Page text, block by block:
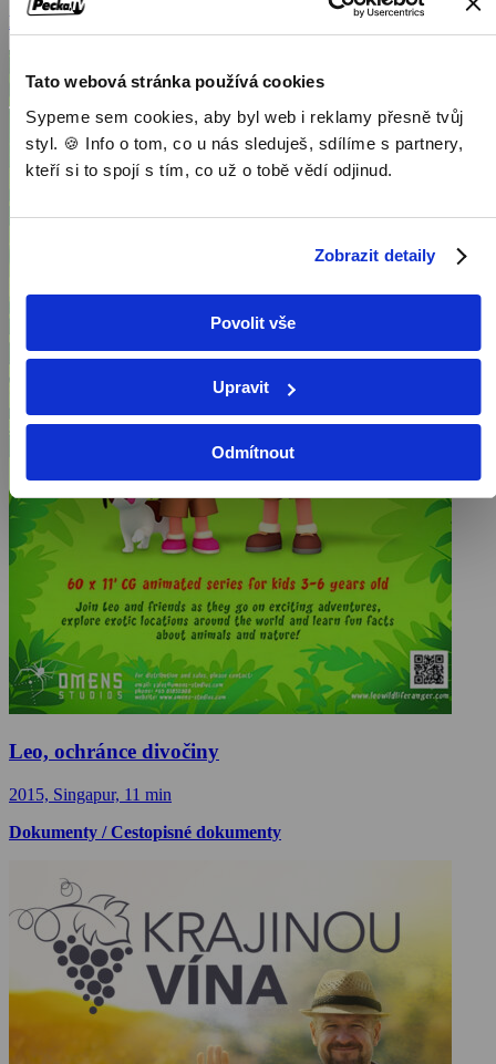
Tato webová stránka používá cookies
Sypeme sem cookies, aby byl web i reklamy přesně tvůj
styl. 🍪 Info o tom, co u nás sleduješ, sdílíme s partnery,
kteří si to spojí s tím, co už o tobě vědí odjinud.
Zobrazit detaily
Povolit vše
Upravit
Odmítnout
Dokumenty / Cestopisné dokumenty
Leo, ochránce divočiny
2015, Singapur, 11 min
Dokumenty / Cestopisné dokumenty